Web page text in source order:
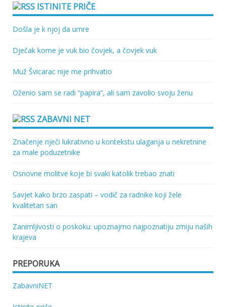
ISTINITE PRIČE
Došla je k njoj da umre
Dječak kome je vuk bio čovjek, a čovjek vuk
Muž Švicarac nije me prihvatio
Oženio sam se radi “papira”, ali sam zavolio svoju ženu
ZABAVNI NET
Značenje riječi lukrativno u kontekstu ulaganja u nekretnine
za male poduzetnike
Osnovne molitve koje bi svaki katolik trebao znati
Savjet kako brzo zaspati – vodič za radnike koji žele
kvalitetan san
Zanimljivosti o poskoku: upoznajmo najpoznatiju zmiju naših
krajeva
PREPORUKA
ZabavniNET